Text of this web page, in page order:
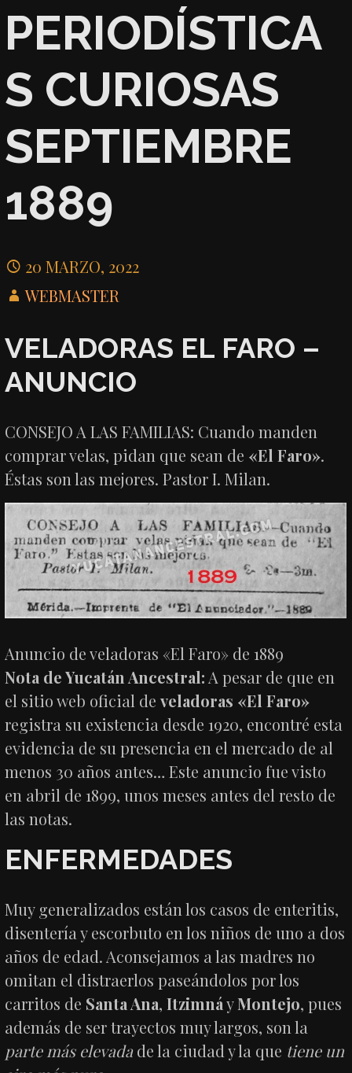
PERIODÍSTICA
S CURIOSAS
SEPTIEMBRE
1889
20 MARZO, 2022
WEBMASTER
VELADORAS EL FARO –
ANUNCIO
CONSEJO A LAS FAMILIAS: Cuando manden
comprar velas, pidan que sean de «El Faro».
Éstas son las mejores. Pastor I. Milan.
Anuncio de veladoras «El Faro» de 1889
Nota de Yucatán Ancestral: A pesar de que en
el sitio web oficial develadoras «El Faro»
registra su existencia desde 1920, encontré esta
evidencia de su presencia en el mercado de al
menos 30 años antes… Este anuncio fue visto
en abril de 1899, unos meses antes del resto de
las notas.
ENFERMEDADES
Muy generalizados están los casos de enteritis,
disentería y escorbuto en los niños de uno a dos
años de edad. Aconsejamos a las madres no
omitan el distraerlos paseándolos por los
carritos de Santa Ana,ItzimnáyMontejo, pues
además de ser trayectos muy largos, son la
parte más elevadade la ciudad y la que tiene un